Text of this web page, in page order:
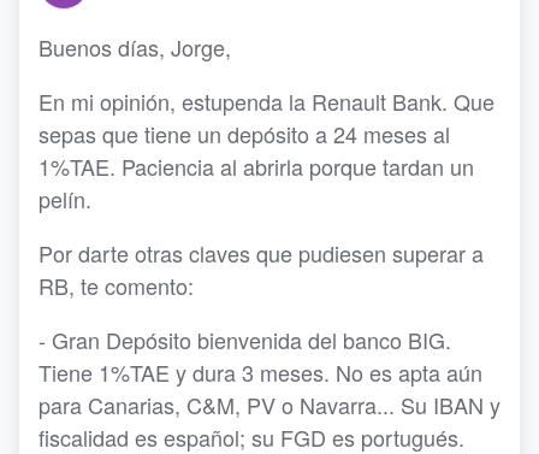
Buenos días, Jorge,
En mi opinión, estupenda la Renault Bank. Que
sepas que tiene un depósito a 24 meses al
1%TAE. Paciencia al abrirla porque tardan un
pelín.
Por darte otras claves que pudiesen superar a
RB, te comento:
- Gran Depósito bienvenida del banco BIG.
Tiene 1%TAE y dura 3 meses. No es apta aún
para Canarias, C&M, PV o Navarra... Su IBAN y
fiscalidad es español; su FGD es portugués.